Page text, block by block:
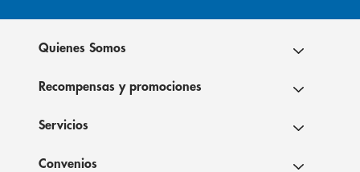
Quienes Somos
Recompensas y promociones
Servicios
Convenios